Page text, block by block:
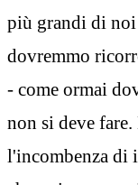
più grandi di noi
dovremmo
- come ormai
non si deve
l'incombenza di